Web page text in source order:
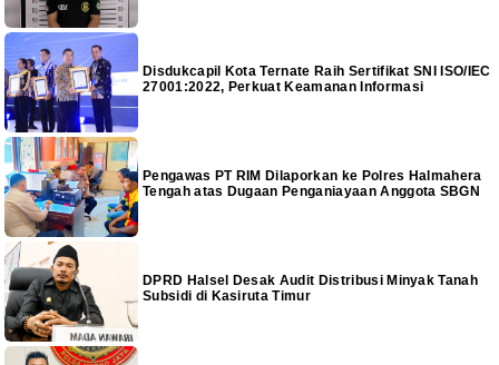
Disdukcapil Kota Ternate Raih Sertifikat SNI ISO/IEC
27001:2022, Perkuat Keamanan Informasi
Pengawas PT RIM Dilaporkan ke Polres Halmahera
Tengah atas Dugaan Penganiayaan Anggota SBGN
DPRD Halsel Desak Audit Distribusi Minyak Tanah
Subsidi di Kasiruta Timur